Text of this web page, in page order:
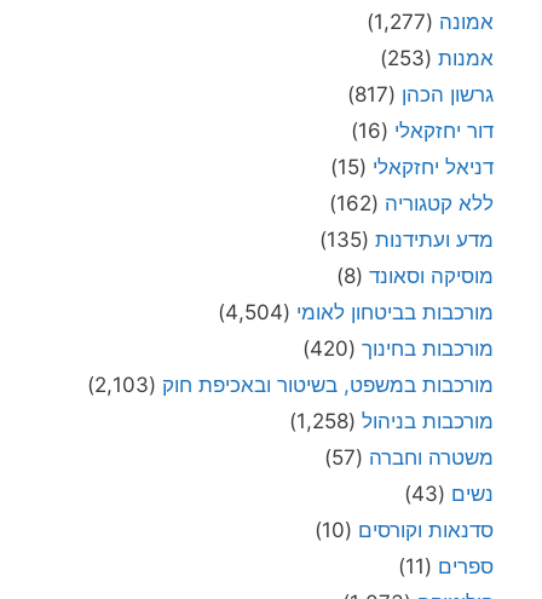
אמונה (1,277)
אמנות (253)
גרשון הכהן (817)
דור יחזקאלי (16)
דניאל יחזקאלי (15)
ללא קטגוריה (162)
מדע ועתידנות (135)
מוסיקה וסאונד (8)
מורכבות בביטחון לאומי (4,504)
מורכבות בחינוך (420)
מורכבות במשפט, בשיטור ובאכיפת חוק (2,103)
מורכבות בניהול (1,258)
משטרה וחברה (57)
נשים (43)
סדנאות וקורסים (10)
ספרים (11)